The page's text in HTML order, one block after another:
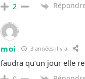
2
moi 3 années il y a
faudra qu’un jour elle